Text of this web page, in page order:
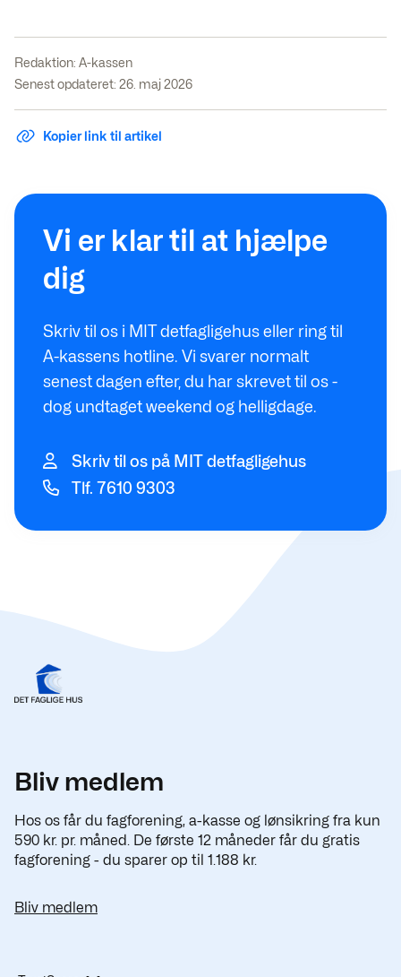
Redaktion: A-kassen
Senest opdateret: 26. maj 2026
Kopier link til artikel
Vi er klar til at hjælpe
dig
Skriv til os i MIT detfagligehus eller ring til
A-kassens hotline. Vi svarer normalt
senest dagen efter, du har skrevet til os -
dog undtaget weekend og helligdage.
Skriv til os på MIT detfagligehus
Tlf. 7610 9303
Bliv medlem
Hos os får du fagforening, a-kasse og lønsikring fra kun
590 kr. pr. måned. De første 12 måneder får du gratis
fagforening - du sparer op til 1.188 kr.
Bliv medlem